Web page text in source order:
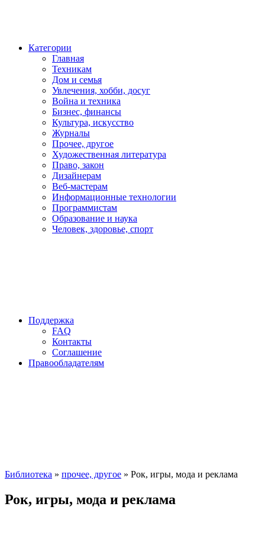
Категории
Главная
Техникам
Дом и семья
Увлечения, хобби, досуг
Война и техника
Бизнес, финансы
Культура, искусство
Журналы
Прочее, другое
Художественная литература
Право, закон
Дизайнерам
Веб-мастерам
Информационные технологии
Программистам
Образование и наука
Человек, здоровье, спорт
Поддержка
FAQ
Контакты
Соглашение
Правообладателям
Библиотека » прочее, другое » Рок, игры, мода и реклама
Рок, игры, мода и реклама